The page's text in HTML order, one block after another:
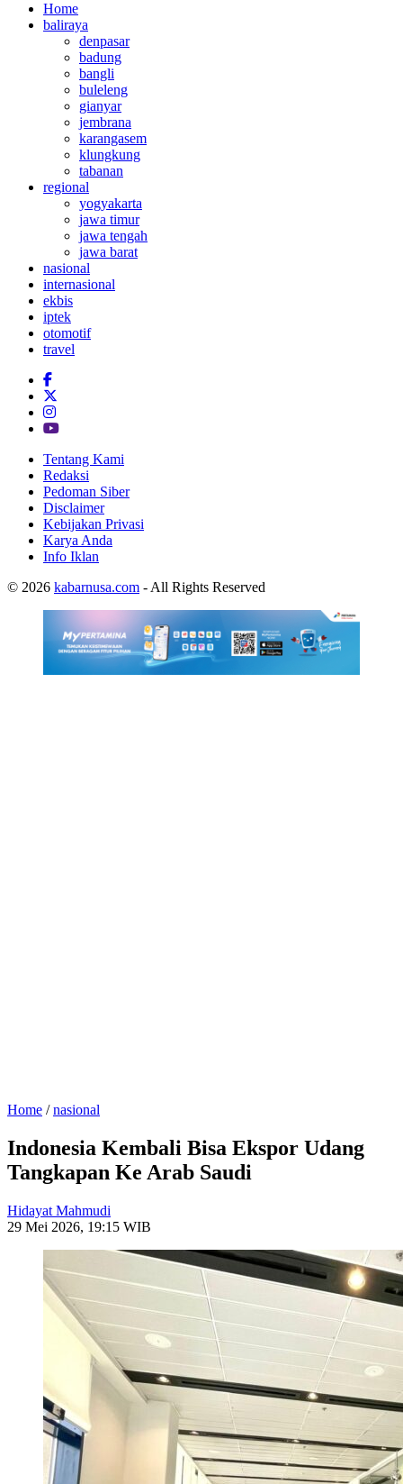
Home
baliraya
denpasar
badung
bangli
buleleng
gianyar
jembrana
karangasem
klungkung
tabanan
regional
yogyakarta
jawa timur
jawa tengah
jawa barat
nasional
internasional
ekbis
iptek
otomotif
travel
Tentang Kami
Redaksi
Pedoman Siber
Disclaimer
Kebijakan Privasi
Karya Anda
Info Iklan
© 2026 kabarnusa.com - All Rights Reserved
Home /nasional
Indonesia Kembali Bisa Ekspor Udang
Tangkapan Ke Arab Saudi
Hidayat Mahmudi
29 Mei 2026, 19:15 WIB